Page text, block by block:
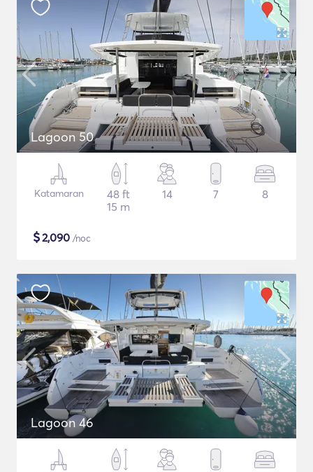
Lagoon 50
Katamaran
48 ft
15 m
14 7 8
$2,090 /noc
Lagoon 46